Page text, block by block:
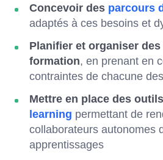
Concevoir des parcours
adaptés à ces besoins et
Planifier et organiser
formation, en prenant en
contraintes de chacune
Mettre en place des
learning permettant de
collaborateurs autonomes
apprentissages